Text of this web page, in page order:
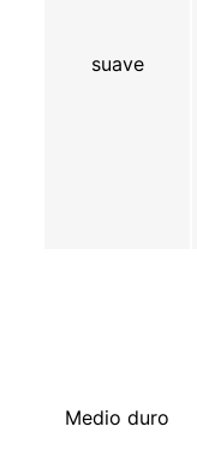
suave
Medio duro